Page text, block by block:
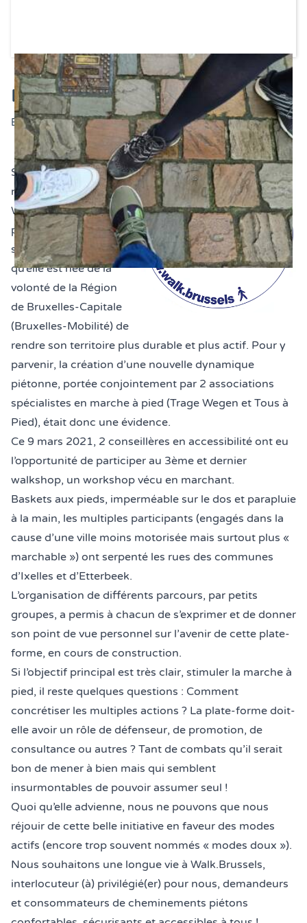
En marche… avec Walk.Brussels !
Écrit le15 avril 2021
Si le nom de cette
nouvelle plate-forme –
Walk.Brussels– est
plutôt parlant, c’est
simplement parce
qu’elle est née de la
volonté de la Région
de Bruxelles-Capitale
(Bruxelles-Mobilité) de
rendre son territoire plus durable et plus actif. Pour y
parvenir, la création d’une nouvelle dynamique
piétonne, portée conjointement par 2 associations
spécialistes en marche à pied (Trage Wegen et Tous à
Pied), était donc une évidence.
Ce 9 mars 2021, 2 conseillères en accessibilité ont eu
l’opportunité de participer au 3ème et dernier
walkshop, un workshop vécu en marchant.
Baskets aux pieds, imperméable sur le dos et parapluie
à la main, les multiples participants (engagés dans la
cause d’une ville moins motorisée mais surtout plus «
marchable ») ont serpenté les rues des communes
d’Ixelles et d’Etterbeek.
L’organisation de différents parcours, par petits
groupes, a permis à chacun de s’exprimer et de donner
son point de vue personnel sur l’avenir de cette plate-
forme, en cours de construction.
Si l’objectif principal est très clair, stimuler la marche à
pied, il reste quelques questions : Comment
concrétiser les multiples actions ? La plate-forme doit-
elle avoir un rôle de défenseur, de promotion, de
consultance ou autres ? Tant de combats qu’il serait
bon de mener à bien mais qui semblent
insurmontables de pouvoir assumer seul !
Quoi qu’elle advienne, nous ne pouvons que nous
réjouir de cette belle initiative en faveur des modes
actifs (encore trop souvent nommés « modes doux »).
Nous souhaitons une longue vie à Walk.Brussels,
interlocuteur (à) privilégié(er) pour nous, demandeurs
et consommateurs de cheminements piétons